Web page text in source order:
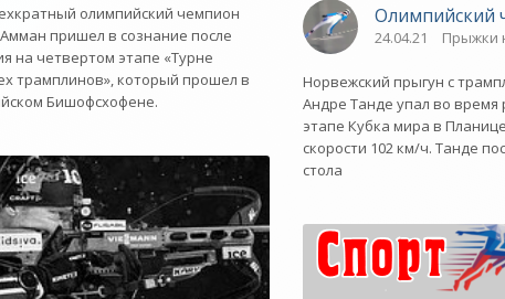
после падения на этапе Кубка мира - «Зимние
олимпийский чемпион
пришел в сознание после
на четвертом этапе «Турне
трамплинов», который прошел в
Бишофсхофене.
Олимпийский
24.04.21 Прыжки
Норвежский прыгун с
Андре Танде упал во время
этапе Кубка мира в
скорости 102 км/ч. Танде
стола